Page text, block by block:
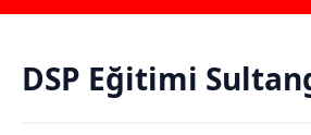
DSP Eğitimi